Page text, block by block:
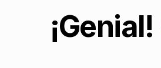
¡Genial!